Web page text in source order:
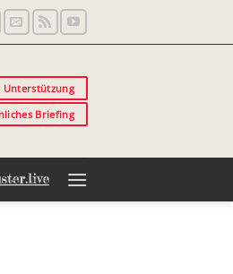
Unterstützung
Briefing